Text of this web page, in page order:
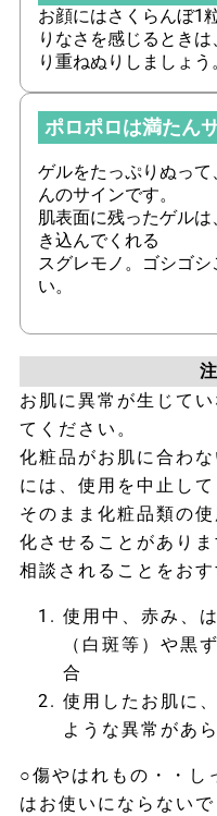
お顔にはさくらんぼ1
りなさを感じるとき
り重ねぬりしましょう
ポロポロは満たん
ゲルをたっぷりぬっ
んのサインです。
肌表面に残ったゲル
き込んでくれる
スグレモノ。ゴシゴ
い。
お肌に異常が生じて
てください。
化粧品がお肌に合わ
には、使用を中止して
そのまま化粧品類の
化させることがあり
相談されることをおす
使用中、赤み、
（白斑等）や黒
合
使用したお肌に
ような異常があ
○傷やはれもの・・し
はお使いにならない